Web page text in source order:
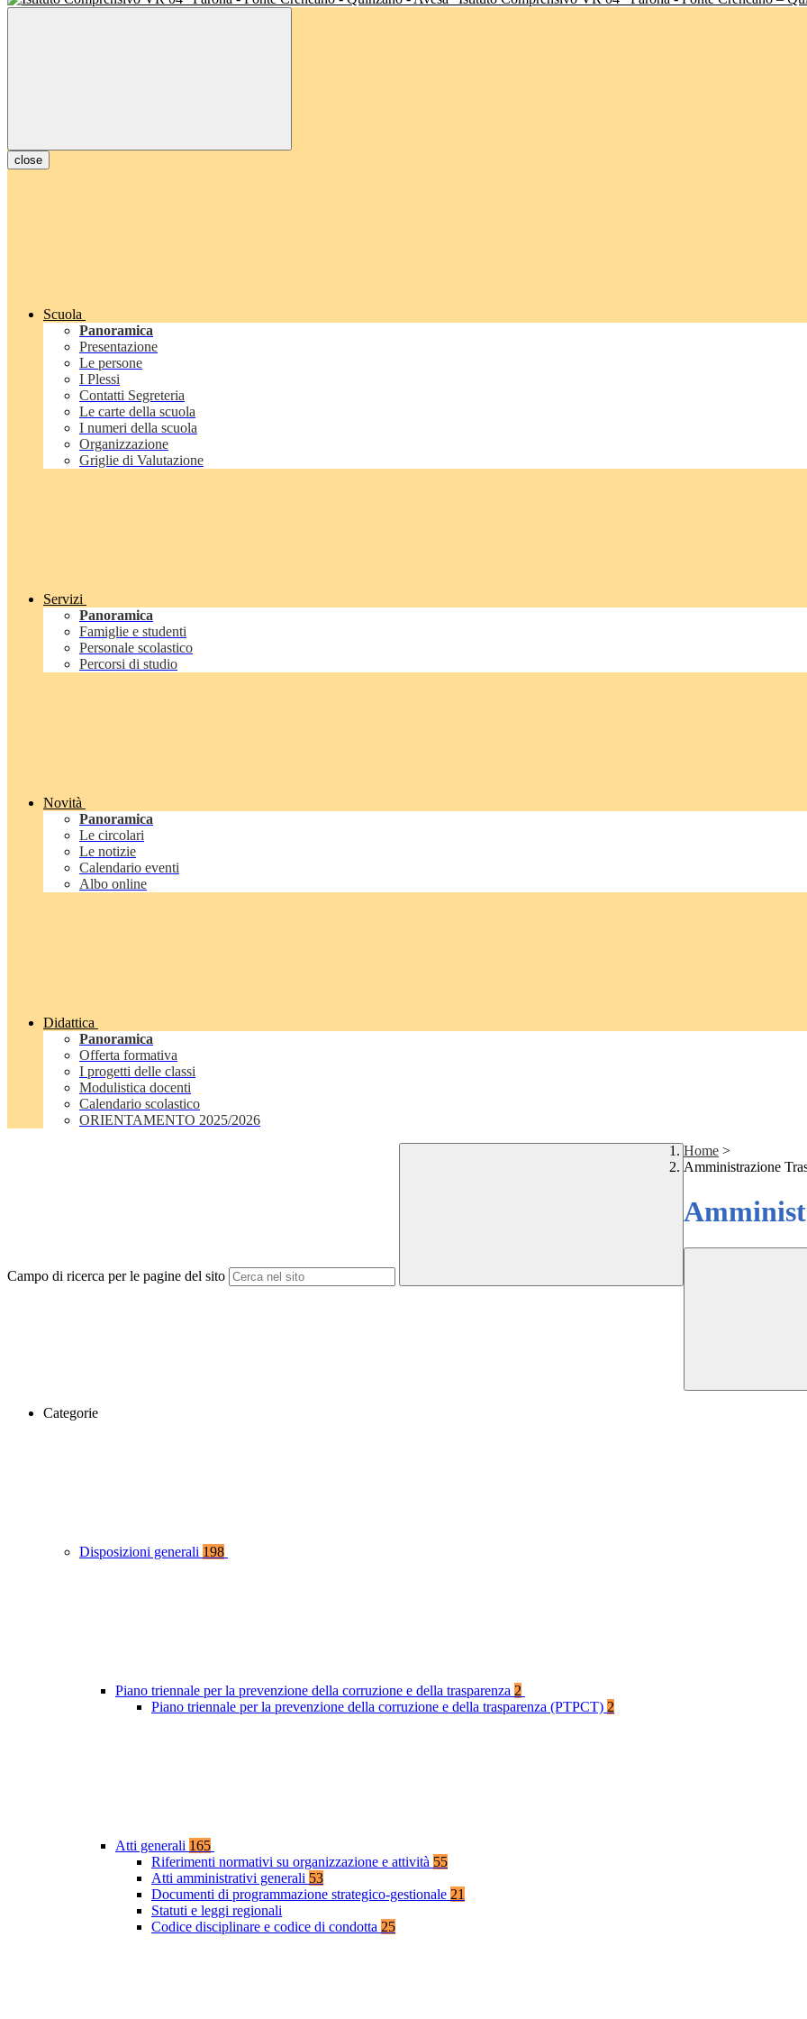
close
Scuola
Panoramica
Presentazione
Le persone
I Plessi
Contatti Segreteria
Le carte della scuola
I numeri della scuola
Organizzazione
Griglie di Valutazione
Servizi
Panoramica
Famiglie e studenti
Personale scolastico
Percorsi di studio
Novità
Panoramica
Le circolari
Le notizie
Calendario eventi
Albo online
Didattica
Panoramica
Offerta formativa
I progetti delle classi
Modulistica docenti
Calendario scolastico
ORIENTAMENTO 2025/2026
Campo di ricerca per le pagine del sito
Home >
Amministrazione
Categorie
Disposizioni generali 198
Piano triennale per la prevenzione della corruzione e della trasparenza 2
Piano triennale per la prevenzione della corruzione e della trasparenza (PTPCT) 2
Atti generali 165
Riferimenti normativi su organizzazione e attività 55
Atti amministrativi generali 53
Documenti di programmazione strategico-gestionale 21
Statuti e leggi regionali
Codice disciplinare e codice di condotta 25